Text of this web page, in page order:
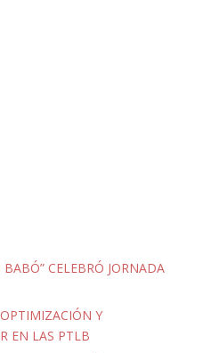
CELEBRÓ JORNADA
Y
EN LAS PTLB